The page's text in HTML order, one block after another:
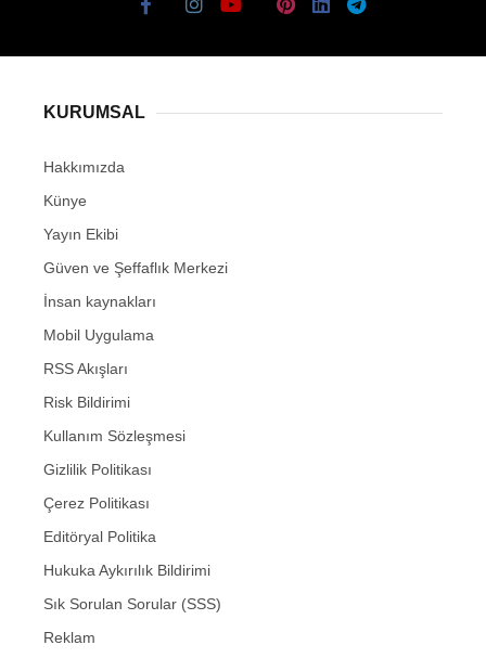
KURUMSAL
Hakkımızda
Künye
Yayın Ekibi
Güven ve Şeffaflık Merkezi
İnsan kaynakları
Mobil Uygulama
RSS Akışları
Risk Bildirimi
Kullanım Sözleşmesi
Gizlilik Politikası
Çerez Politikası
Editöryal Politika
Hukuka Aykırılık Bildirimi
Sık Sorulan Sorular (SSS)
Reklam